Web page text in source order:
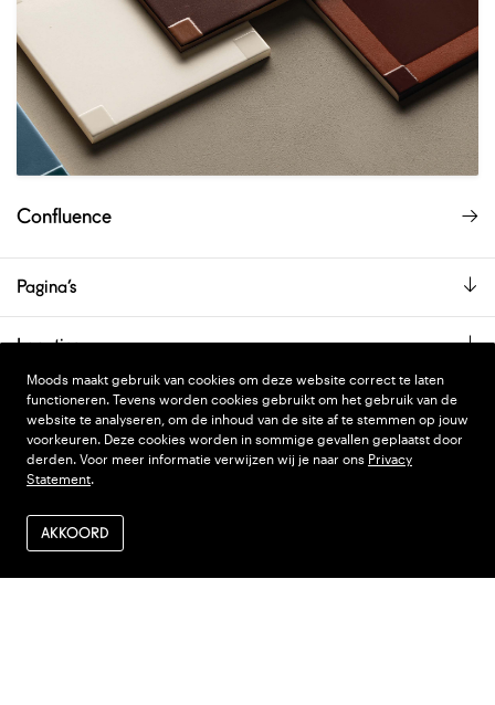
Confluence
Pagina’s
Locaties
De showroom is alleen op afspraak geopend.
PRIVACY STATEMENT
VERZENDEN EN RETOUR
DESIGN WONDERLAND
Moods maakt gebruik van cookies om deze website correct te laten
functioneren. Tevens worden cookies gebruikt om het gebruik van de
website te analyseren, om de inhoud van de site af te stemmen op jouw
voorkeuren. Deze cookies worden in sommige gevallen geplaatst door
derden. Voor meer informatie verwijzen wij je naar ons Privacy
Statement.
AKKOORD